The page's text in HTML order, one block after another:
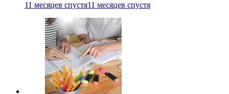
11 месяцев спустя11 месяцев спустя